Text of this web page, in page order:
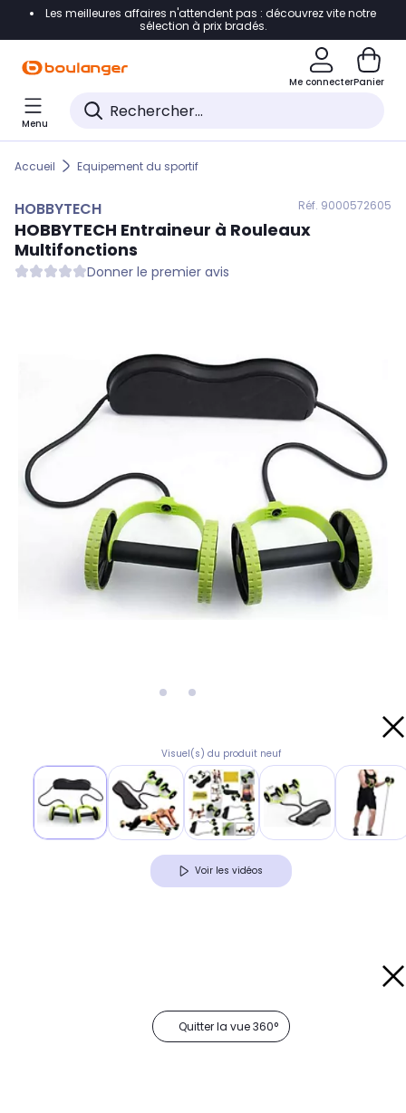
Accéder directement à la navigation
Accéder directement au pied de page
Accéder directement au chatbot
Les meilleures affaires n'attendent pas : découvrez vite notre
sélection à prix bradés.
Me connecterPanier
Menu
Accueil Equipement du sportif
HOBBYTECH Réf. 9000572605
HOBBYTECH Entraineur à Rouleaux
Multifonctions
Donner le premier avis
Visuel(s) du produit neuf
Voir les vidéos
Quitter la vue 360°